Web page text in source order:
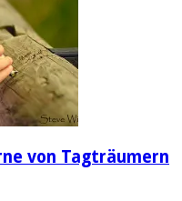
von Tagträumern